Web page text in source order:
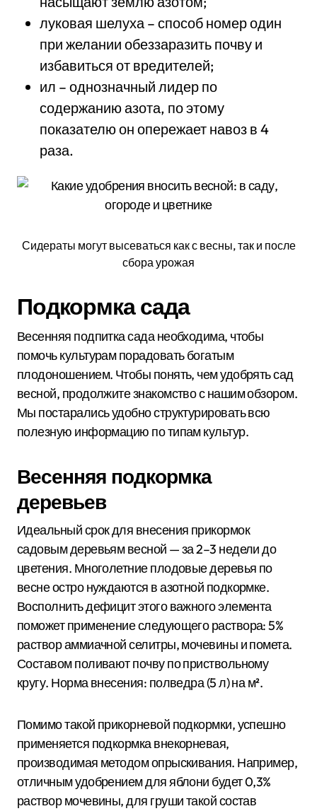
луковая шелуха – способ номер один
при желании обеззаразить почву и
избавиться от вредителей;
ил – однозначный лидер по
содержанию азота, по этому
показателю он опережает навоз в 4
раза.
Сидераты могут высеваться как с весны, так и после
сбора урожая
Подкормка сада
Весенняя подпитка сада необходима, чтобы
помочь культурам порадовать богатым
плодоношением. Чтобы понять, чем удобрять сад
весной, продолжите знакомство с нашим обзором.
Мы постарались удобно структурировать всю
полезную информацию по типам культур.
Весенняя подкормка
деревьев
Идеальный срок для внесения прикормок
садовым деревьям весной — за 2–3 недели до
цветения. Многолетние плодовые деревья по
весне остро нуждаются в азотной подкормке.
Восполнить дефицит этого важного элемента
поможет применение следующего раствора: 5%
раствор аммиачной селитры, мочевины и помета.
Составом поливают почву по приствольному
кругу. Норма внесения: полведра (5 л) на м².
Помимо такой прикорневой подкормки, успешно
применяется подкормка внекорневая,
производимая методом опрыскивания. Например,
отличным удобрением для яблони будет 0,3%
раствор мочевины, для груши такой состав